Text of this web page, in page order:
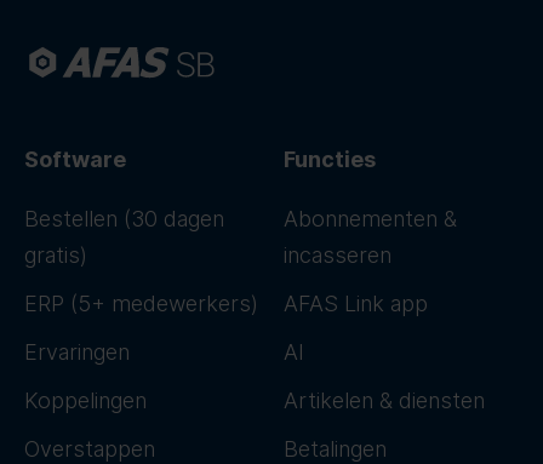
Software
Bestellen (30 dagen
gratis)
ERP (5+ medewerkers)
Ervaringen
Koppelingen
Overstappen
Functies
Abonnementen &
incasseren
AFAS Link app
AI
Artikelen & diensten
Betalingen